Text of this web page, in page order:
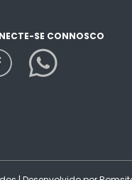
SE CONNOSCO